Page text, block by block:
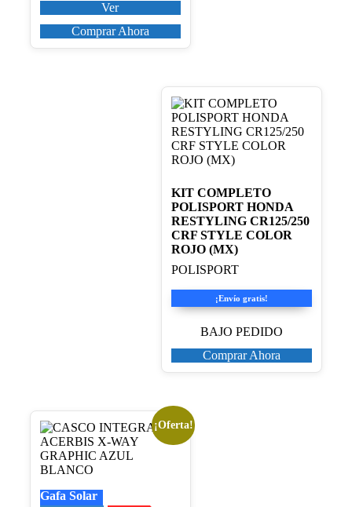
Ver
Comprar Ahora
KIT COMPLETO
POLISPORT HONDA
RESTYLING CR125/250
CRF STYLE COLOR
ROJO (MX)
POLISPORT
¡Envío gratis!
BAJO PEDIDO
Comprar Ahora
¡Oferta!
Gafa Solar
Este
producto
tiene
múltiples
Las